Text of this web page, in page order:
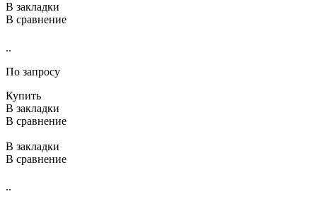
В закладки
В сравнение
..
По запросу
Купить
В закладки
В сравнение
В закладки
В сравнение
..